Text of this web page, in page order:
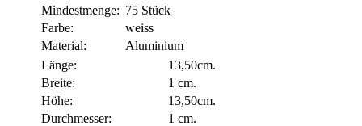
Mindestmenge: 75 Stück
Farbe:
weiss
Material:
Aluminium
Länge:
13,50cm.
Breite:
1 cm.
Höhe:
13,50cm.
Durchmesser:
1 cm.